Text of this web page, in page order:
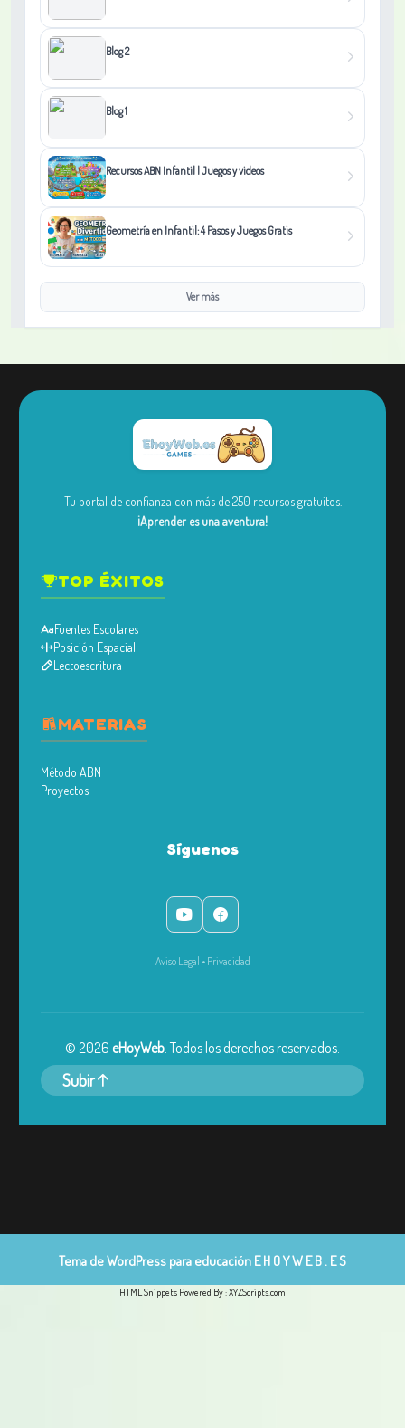
Blog 2
Blog 1
Recursos ABN Infantil | Juegos y videos
Geometría en Infantil: 4 Pasos y Juegos Gratis
Ver más
Tu portal de confianza con más de 250 recursos gratuitos.
¡Aprender es una aventura!
TOP ÉXITOS
Fuentes Escolares
Posición Espacial
Lectoescritura
MATERIAS
Método ABN
Proyectos
Síguenos
Aviso Legal • Privacidad
© 2026 eHoyWeb. Todos los derechos reservados.
Subir
Tema de WordPress para educación E H O Y W E B . E S
HTML Snippets Powered By :XYZScripts.com